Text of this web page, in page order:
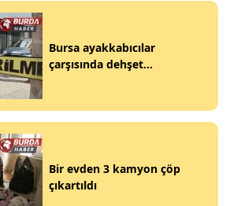
Bursa ayakkabıcılar
çarşısında dehşet...
Bir evden 3 kamyon çöp
çıkartıldı